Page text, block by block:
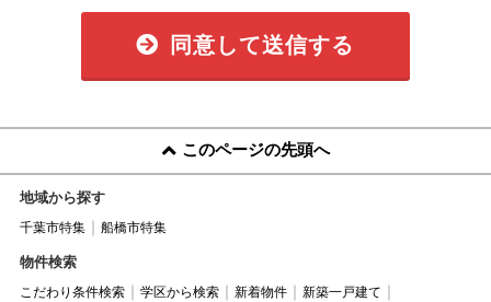
同意して送信する
このページの先頭へ
地域から探す
千葉市特集 船橋市特集
物件検索
こだわり条件検索 学区から検索 新着物件
新築一戸建て